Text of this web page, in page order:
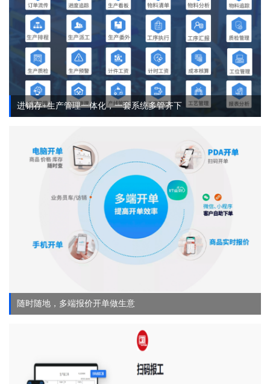
进销存+生产管理一体化，一套系统多管齐下
随时随地，多端报价开单做生意